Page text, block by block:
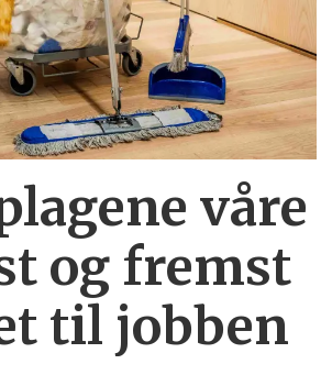
våre
og fremst
til jobben